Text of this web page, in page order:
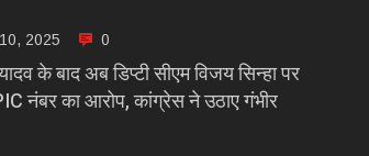
2025 0
के बाद अब डिप्टी सीएम विजय सिन्हा पर
नंबर का आरोप, कांग्रेस ने उठाए गंभीर